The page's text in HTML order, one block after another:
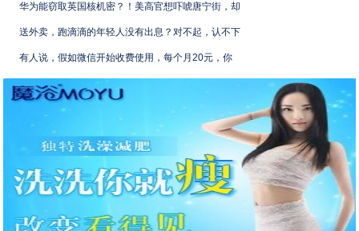
华为能窃取英国核机密？！美高官想吓唬唐宁街，却
送外卖，跑滴滴的年轻人没有出息？对不起，认不下
有人说，假如微信开始收费使用，每个月20元，你